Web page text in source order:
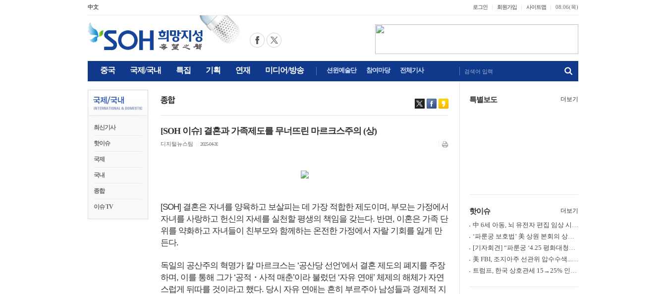
中文 로그인 회원가입 사이트맵 08.06(목)
중국 국제/국내 특집 기획 연재 미디어/방송 션윈예술단 참여마당 전체기사 검색어 입력
최신기사
핫이슈
국제
국내
종합
이슈 TV
[SOH 이슈] 결혼과 가족제도를 무너뜨린 마르크스주의 (상)
디지털뉴스팀 2025-04-30
[SOH] 결혼은 자녀를 양육하고 보살피는 데 가장 적합한 제도이며, 부모는 가정에서
자녀를 사랑하고 헌신의 자세를 실천할 평생의 책임을 갖는다. 반면, 이혼은 가족 단
위를 약화하고 자녀들이 친부모와 함께하는 온전한 가정에서 자랄 기회를 잃게 만
든다.
독일의 공산주의 혁명가 칼 마르크스는 ‘공산당 선언’에서 결혼 제도의 폐지를 주장
하며, 이를 통해 그가 ‘공적・사적 매춘’이라 불렀던 ‘자유 연애’ 체제의 해체가 자연
스럽게 뒤따를 것이라고 했다. 당시 자유 연애는 흔히 부르주아 남성들과 경제적 지
특별보도 더보기
핫이슈 더보기
中 6세 아동, 뇌 유전자 편집 임상 시험 중 사망... 의료진 1년간 ....
‘파룬궁 보호법’ 美 상원 본회의 상정... 최종 입법 ‘초읽기’
[기자회견] “파룬궁 ‘4.25 평화대청원’ 기념 & 중공의 션윈 공연 .....
美 FBI, 조지아주 선관위 압수수색... 트럼프 “부정선거 증거 확보....
트럼프, 한국 상호관세 15→25% 인상... “韓 국회 무력합의 미비준”....